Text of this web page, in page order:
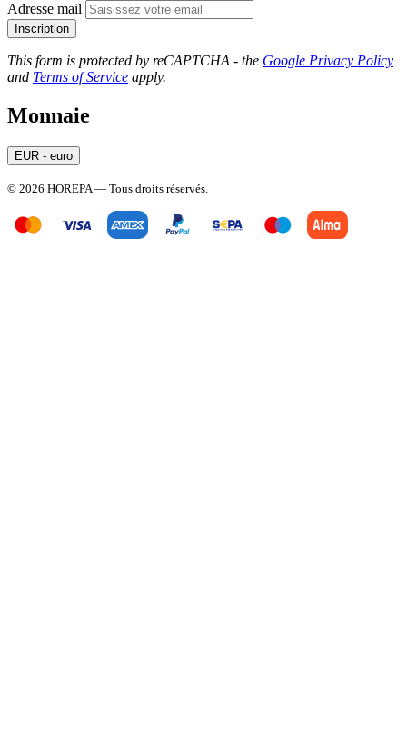
Adresse mail
Inscription
This form is protected by reCAPTCHA - the Google Privacy Policy
and Terms of Service apply.
Monnaie
EUR - euro
© 2026 HOREPA — Tous droits réservés.